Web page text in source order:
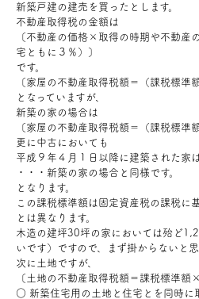
プライバシーポリシー
モデルハウス見学・ご
お問い合わせ
会員登録
資料請求
オンライン無料相談
新築戸建の建売を買ったとします。
不動産取得税の金額は
〔不動産の価格×取得の時期や不動産
宅ともに３％）〕
です。
〔家屋の不動産取得税額＝（課税標準
となっていますが、
新築の家の場合は
〔家屋の不動産取得税額＝（課税標準
更に中古においても
平成９年４月１日以降に建築された家
・・・新築の家の場合と同様です。
となります。
この課税標準額は固定資産税の課税に
とは異なります。
木造の建坪30坪の家においては殆ど
いです）ですので、まず掛からないと思
次に土地ですが、
〔土地の不動産取得税額＝課税標準額
○ 新築住宅用の土地と住宅とを同時に